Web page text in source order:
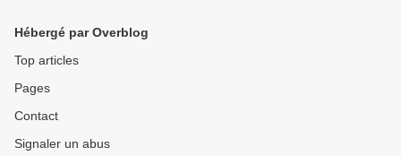
Hébergé par Overblog
Top articles
Pages
Contact
Signaler un abus